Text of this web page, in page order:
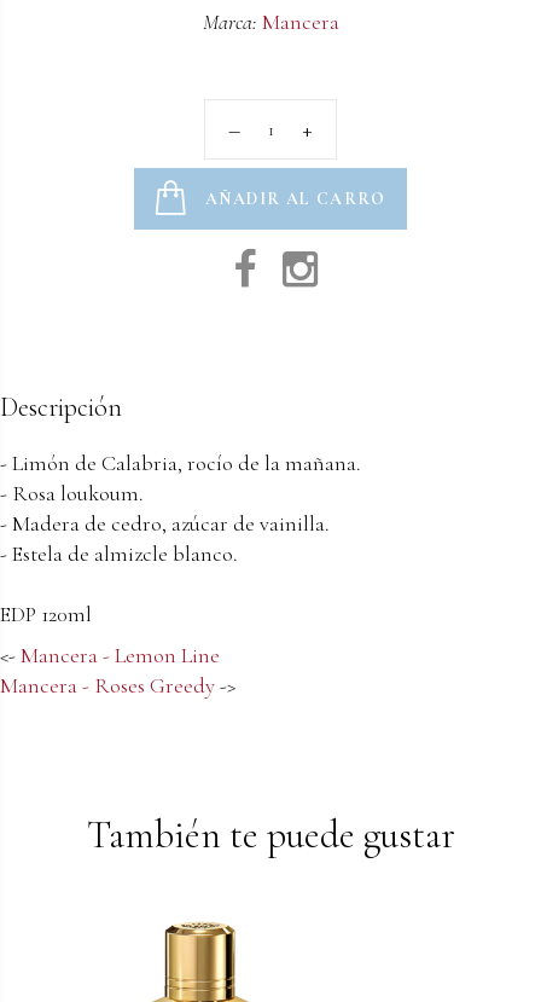
Marca: Mancera
AÑADIR AL CARRO
Descripción
- Limón de Calabria, rocío de la mañana.
- Rosa loukoum.
- Madera de cedro, azúcar de vainilla.
- Estela de almizcle blanco.
EDP 120ml
<-Mancera - Lemon Line
Mancera - Roses Greedy->
También te puede gustar